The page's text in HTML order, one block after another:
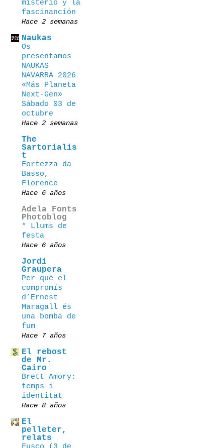
misterio y la
fascinanción
Hace 2 semanas
Naukas
Os
presentamos
NAUKAS
NAVARRA 2026
«Más Planeta
Next-Gen»
Sábado 03 de
octubre
Hace 2 semanas
The
Sartorialis
t
Fortezza da
Basso,
Florence
Hace 6 años
Adela Fonts
Photoblog
* Llums de
festa
Hace 6 años
Jordi
Graupera
Per què el
compromís
d’Ernest
Maragall és
una bomba de
fum
Hace 7 años
El rebost
de Mr.
Cairo
Brett Amory:
temps i
identitat
Hace 8 años
El
pelleter,
relats